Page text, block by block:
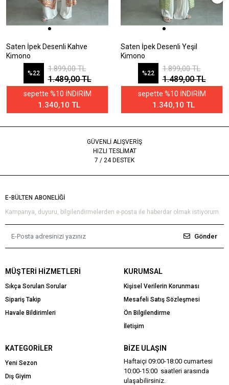
Saten İpek Desenli Kahve
Kimono
%22
1.899,00 TL
1.489,00 TL
sepette %10 İNDİRİM
1.340,10 TL
Saten İpek Desenli Yeşil
Kimono
%22
1.899,00 TL
1.489,00 TL
sepette %10 İNDİRİM
1.340,10 TL
GÜVENLİ ALIŞVERİŞ
HIZLI TESLİMAT
7 / 24 DESTEK
E-BÜLTEN ABONELİĞİ
Kampanya, duyuru, bilgilendirmelerden e-posta ile haberdar olmak istiyorum.
Gönder
MÜŞTERI HIZMETLERI
Sıkça Sorulan Sorular
Sipariş Takip
Havale Bildirimleri
KURUMSAL
Kişisel Verilerin Korunması
Mesafeli Satış Sözleşmesi
Ön Bilgilendirme
İletişim
KATEGORILER
Yeni Sezon
Dış Giyim
BIZE ULAŞIN
Haftaiçi 09:00-18:00 cumartesi
10:00-15:00 saatleri arasında
ulaşabilirsiniz.